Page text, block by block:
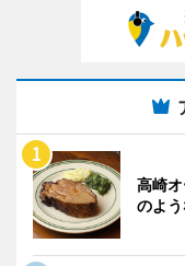
高崎
のよ